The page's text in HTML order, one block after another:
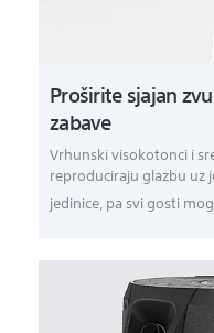
Proširite sjajan
zabave
Vrhunski visokotonci i
reproduciraju glazbu uz
jedinice, pa svi gosti